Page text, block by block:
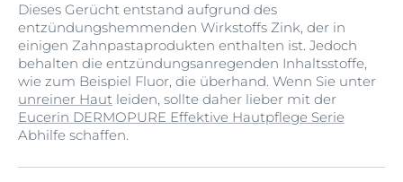
Dieses Gerücht entstand aufgrund des
entzündungshemmenden Wirkstoffs Zink, der in
einigen Zahnpastaprodukten enthalten ist. Jedoch
behalten die entzündungsanregenden Inhaltsstoffe,
wie zum Beispiel Fluor, die überhand. Wenn Sie unter
unreiner Haut leiden, sollte daher lieber mit der
Eucerin DERMOPURE Effektive Hautpflege Serie
Abhilfe schaffen.